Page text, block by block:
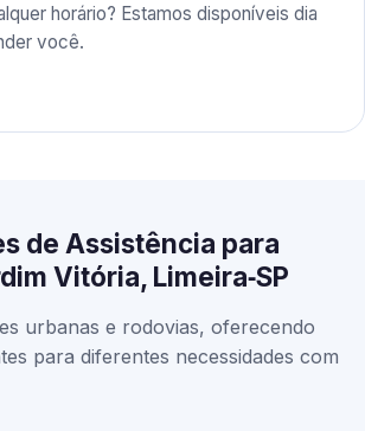
horário? Estamos disponíveis dia
você.
de Assistência para
Vitória, Limeira‑SP
urbanas e rodovias, oferecendo
para diferentes necessidades com